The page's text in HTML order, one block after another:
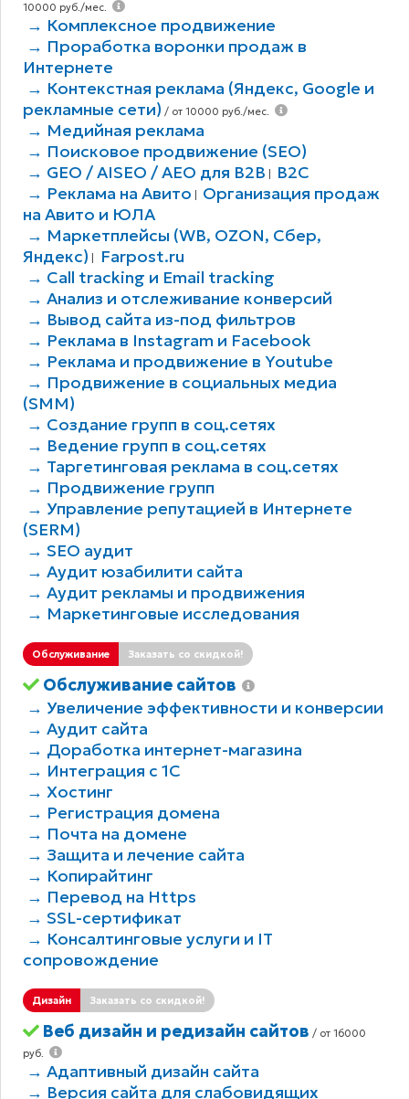
10000 руб./мес.
→ Комплексное продвижение
→ Проработка воронки продаж в
Интернете
→ Контекстная реклама (Яндекс, Google и
рекламные сети) / от 10000 руб./мес.
→ Медийная реклама
→ Поисковое продвижение (SEO)
→ GEO / AISEO / AEO для B2В
B2C
→ Реклама на Авито
Организация продаж
на Авито и ЮЛА
→ Маркетплейсы (WB, OZON, Сбер,
Яндекс)
Farpost.ru
→ Call tracking и Email tracking
→ Анализ и отслеживание конверсий
→ Вывод сайта из-под фильтров
→ Реклама в Instagram и Facebook
→ Реклама и продвижение в Youtube
→ Продвижение в социальных медиа
(SMM)
→ Создание групп в соц.сетях
→ Ведение групп в соц.сетях
→ Таргетинговая реклама в соц.сетях
→ Продвижение групп
→ Управление репутацией в Интернете
(SERM)
→ SEO аудит
→ Аудит юзабилити сайта
→ Аудит рекламы и продвижения
→ Маркетинговые исследования
Обслуживание Заказать со скидкой!
Обслуживание сайтов
→ Увеличение эффективности и конверсии
→ Аудит сайта
→ Доработка интернет-магазина
→ Интеграция с 1С
→ Хостинг
→ Регистрация домена
→ Почта на домене
→ Защита и лечение сайта
→ Копирайтинг
→ Перевод на Https
→ SSL-сертификат
→ Консалтинговые услуги и IT
сопровождение
Дизайн Заказать со скидкой!
Веб дизайн и редизайн сайтов / от 16000
руб.
→ Адаптивный дизайн сайта
→ Версия сайта для слабовидящих